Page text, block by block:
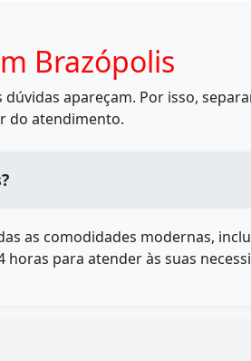
Brazópolis
apareçam. Por isso,
do atendimento.
as comodidades modernas,
para atender às suas